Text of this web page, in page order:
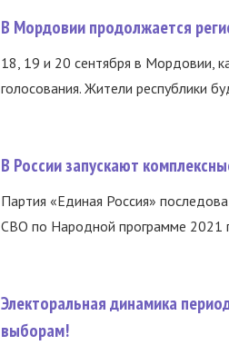
В Мордовии продолжается
18, 19 и 20 сентября в Мордовии,
голосования. Жители республики
В России запускают
Партия «Единая Россия»
СВО по Народной программе 2021
Электоральная динамика
выборам!